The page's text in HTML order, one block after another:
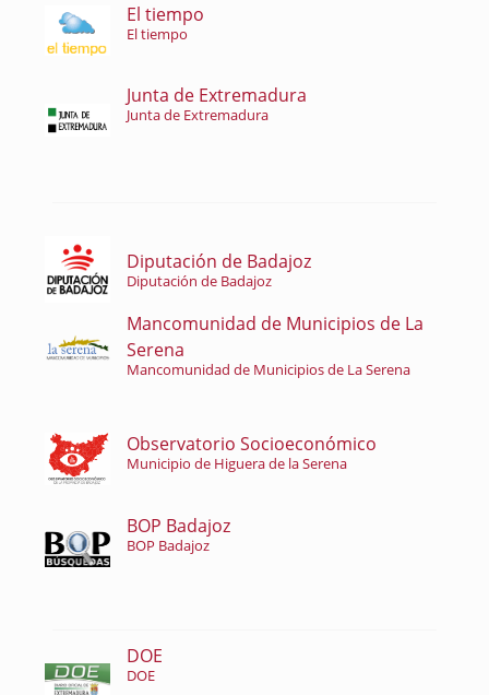
El tiempo
El tiempo
Junta de Extremadura
Junta de Extremadura
Diputación de Badajoz
Diputación de Badajoz
Mancomunidad de Municipios de La
Serena
Mancomunidad de Municipios de La Serena
Observatorio Socioeconómico
Municipio de Higuera de la Serena
BOP Badajoz
BOP Badajoz
DOE
DOE